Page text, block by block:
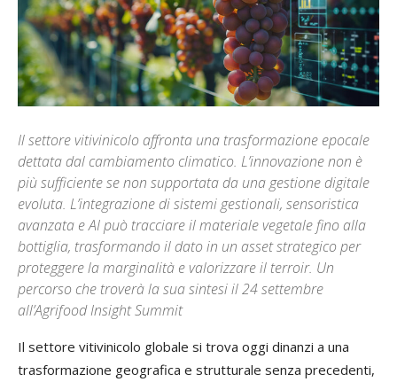
Il settore vitivinicolo affronta una trasformazione epocale
dettata dal cambiamento climatico. L’innovazione non è
più sufficiente se non supportata da una gestione digitale
evoluta. L’integrazione di sistemi gestionali, sensoristica
avanzata e AI può tracciare il materiale vegetale fino alla
bottiglia, trasformando il dato in un asset strategico per
proteggere la marginalità e valorizzare il terroir. Un
percorso che troverà la sua sintesi il 24 settembre
all’Agrifood Insight Summit
Il settore vitivinicolo globale si trova oggi dinanzi a una
trasformazione geografica e strutturale senza precedenti,